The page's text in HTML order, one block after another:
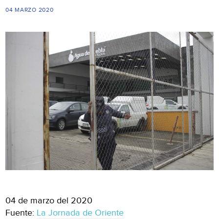
04 MARZO 2020
04 de marzo del 2020
Fuente: La Jornada de Oriente